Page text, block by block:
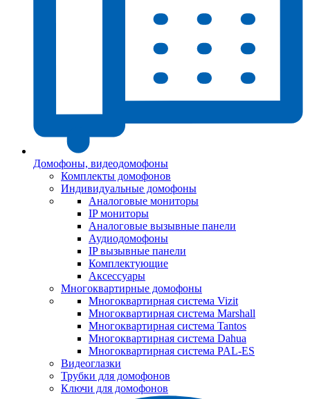
Домофоны, видеодомофоны
Комплекты домофонов
Индивидуальные домофоны
Аналоговые мониторы
IP мониторы
Аналоговые вызывные панели
Аудиодомофоны
IP вызывные панели
Комплектующие
Аксессуары
Многоквартирные домофоны
Многоквартирная система Vizit
Многоквартирная система Marshall
Многоквартирная система Tantos
Многоквартирная система Dahua
Многоквартирная система PAL-ES
Видеоглазки
Трубки для домофонов
Ключи для домофонов